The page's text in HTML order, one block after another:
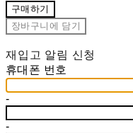
구매하기
장바구니에 담기
재입고 알림 신청
휴대폰 번호
-
-